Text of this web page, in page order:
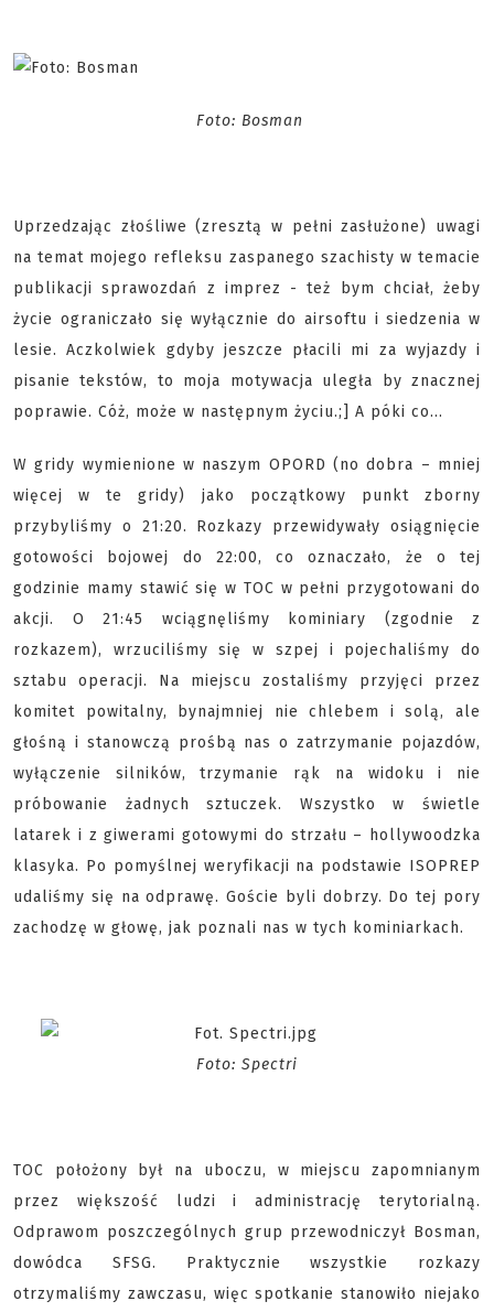
Foto: Bosman
Uprzedzając złośliwe (zresztą w pełni zasłużone) uwagi
na temat mojego refleksu zaspanego szachisty w temacie
publikacji sprawozdań z imprez - też bym chciał, żeby
życie ograniczało się wyłącznie do airsoftu i siedzenia w
lesie. Aczkolwiek gdyby jeszcze płacili mi za wyjazdy i
pisanie tekstów, to moja motywacja uległa by znacznej
poprawie. Cóż, może w następnym życiu.;] A póki co...
W gridy wymienione w naszym OPORD (no dobra – mniej
więcej w te gridy) jako początkowy punkt zborny
przybyliśmy o 21:20. Rozkazy przewidywały osiągnięcie
gotowości bojowej do 22:00, co oznaczało, że o tej
godzinie mamy stawić się w TOC w pełni przygotowani do
akcji. O 21:45 wciągnęliśmy kominiary (zgodnie z
rozkazem), wrzuciliśmy się w szpej i pojechaliśmy do
sztabu operacji. Na miejscu zostaliśmy przyjęci przez
komitet powitalny, bynajmniej nie chlebem i solą, ale
głośną i stanowczą prośbą nas o zatrzymanie pojazdów,
wyłączenie silników, trzymanie rąk na widoku i nie
próbowanie żadnych sztuczek. Wszystko w świetle
latarek i z giwerami gotowymi do strzału – hollywoodzka
klasyka. Po pomyślnej weryfikacji na podstawie ISOPREP
udaliśmy się na odprawę. Goście byli dobrzy. Do tej pory
zachodzę w głowę, jak poznali nas w tych kominiarkach.
Foto: Spectri
TOC położony był na uboczu, w miejscu zapomnianym
przez większość ludzi i administrację terytorialną.
Odprawom poszczególnych grup przewodniczył Bosman,
dowódca SFSG. Praktycznie wszystkie rozkazy
otrzymaliśmy zawczasu, więc spotkanie stanowiło niejako